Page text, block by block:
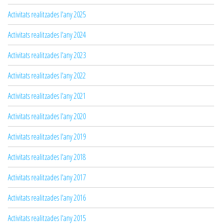
Activitats realitzades l'any 2025
Activitats realitzades l'any 2024
Activitats realitzades l'any 2023
Activitats realitzades l'any 2022
Activitats realitzades l'any 2021
Activitats realitzades l'any 2020
Activitats realitzades l'any 2019
Activitats realitzades l'any 2018
Activitats realitzades l'any 2017
Activitats realitzades l'any 2016
Activitats realitzades l'any 2015